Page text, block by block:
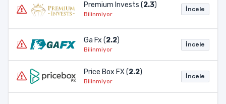
Premium Invests (2.3)
Bilinmiyor
İncele
Ga Fx (2.2)
Bilinmiyor
İncele
Price Box FX (2.2)
Bilinmiyor
İncele